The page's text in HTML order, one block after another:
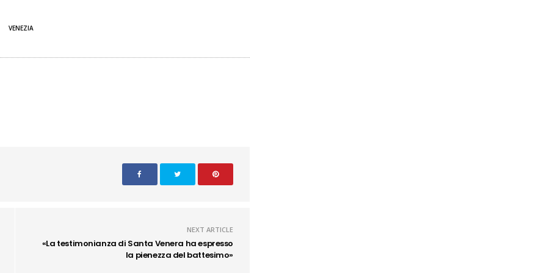
VENEZIA
NEXT ARTICLE
«La testimonianza di Santa Venera ha espresso
la pienezza del battesimo»